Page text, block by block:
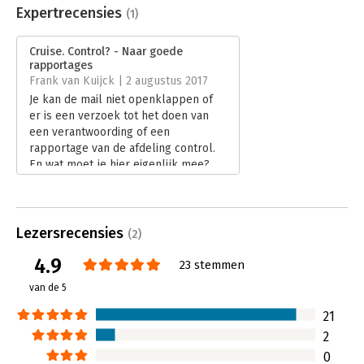
informatie. Een boek om gewoon direct mee aan de slag te
'Cruise. Control?' is gebaseerd op meer dan 25 jaar
praktijkervaring in alle branches in Nederland. Het is
geschreven door Merlijn Gillissen en Charles van der Ploeg,
organisatieadviseurs en oprichters van Decido.
Uitgever:
Decido
Verschijningsdatum:
Hoofdrubriek: Algemeen management
management
Expertrecensies (1)
Cruise. Control? - Naar goede
rapportages
Frank van Kuijck | 2 augustus 2017
Je kan de mail niet openklappen of
er is een verzoek tot het doen van
een verantwoording of een
rapportage van de afdeling control.
En wat moet je hier eigenlijk mee?
wordt met rapportages.
Lezersrecensies (2)
4.9
van de 5
23 stemmen
21
2
0